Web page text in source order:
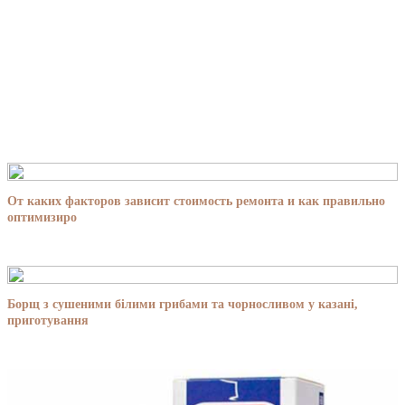
От каких факторов зависит стоимость ремонта и как правильно
оптимизиро
Борщ з сушеними білими грибами та чорносливом у казані,
приготування